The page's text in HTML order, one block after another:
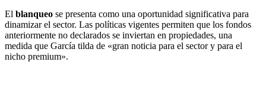
El blanqueo se presenta como una oportunidad significativa para
dinamizar el sector. Las políticas vigentes permiten que los fondos
anteriormente no declarados se inviertan en propiedades, una
medida que García tilda de «gran noticia para el sector y para el
nicho premium».